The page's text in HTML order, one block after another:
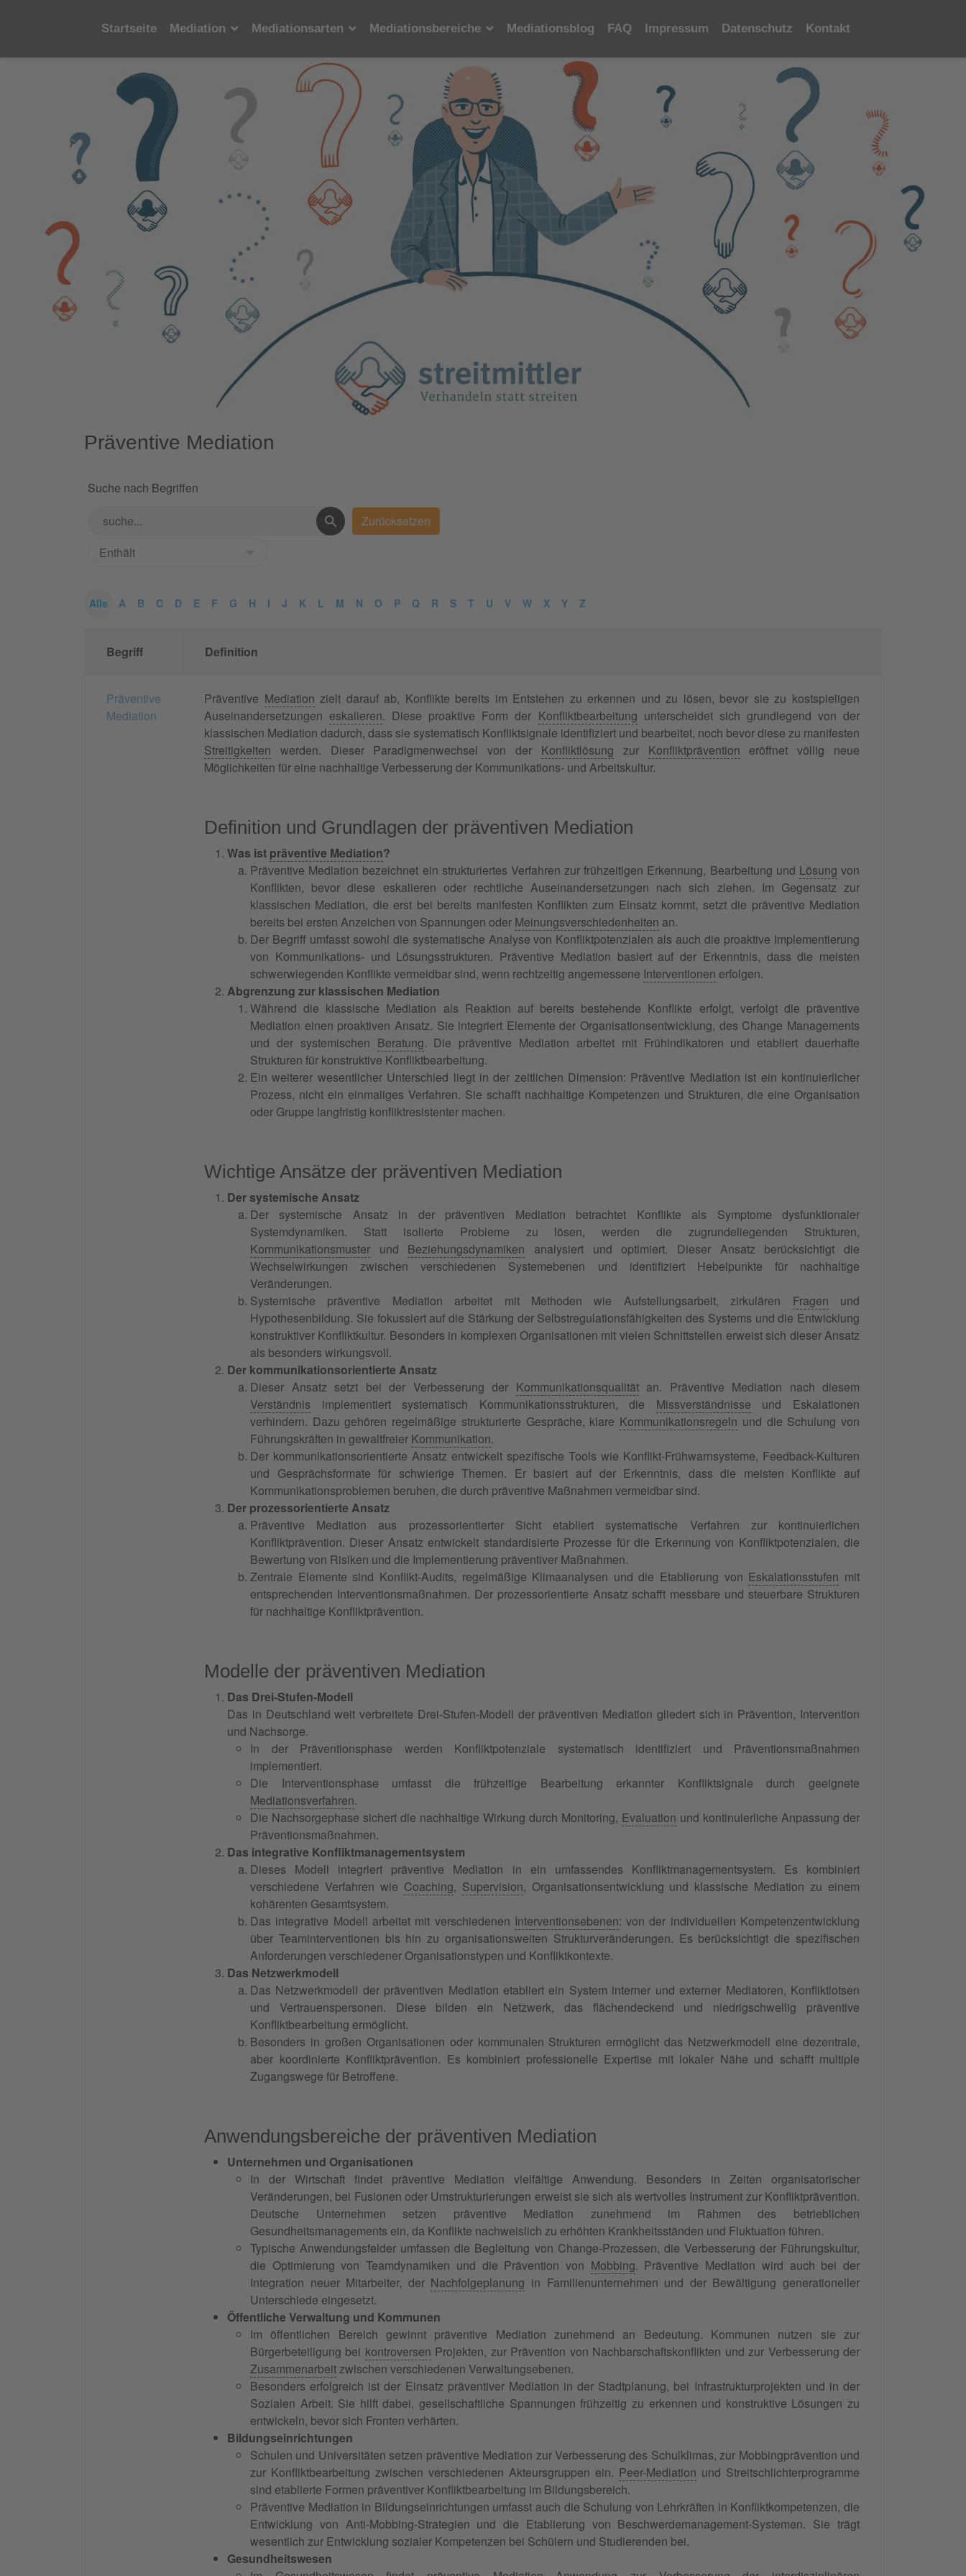
Startseite Mediation Mediationsarten Mediationsbereiche Mediationsblog FAQ Impressum Datenschutz Kontakt
Präventive Mediation
Suche nach Begriffen
Alle A B C D E F G H I J K L M N O P Q R S T U V W X Y Z
Begriff Definition
Präventive
Mediation
Präventive Mediation zielt darauf ab, Konflikte bereits im Entstehen zu erkennen und zu lösen, bevor sie zu kostspieligen
Auseinandersetzungen eskalieren. Diese proaktive Form der Konfliktbearbeitung unterscheidet sich grundlegend von der
klassischen Mediation dadurch, dass sie systematisch Konfliktsignale identifiziert und bearbeitet, noch bevor diese zu manifesten
Streitigkeiten werden. Dieser Paradigmenwechsel von der Konfliktlösung zur Konfliktprävention eröffnet völlig neue
Möglichkeiten für eine nachhaltige Verbesserung der Kommunikations- und Arbeitskultur.
Definition und Grundlagen der präventiven Mediation
Was ist präventive Mediation?
Präventive Mediation bezeichnet ein strukturiertes Verfahren zur frühzeitigen Erkennung, Bearbeitung und Lösung von
Konflikten, bevor diese eskalieren oder rechtliche Auseinandersetzungen nach sich ziehen. Im Gegensatz zur
klassischen Mediation, die erst bei bereits manifesten Konflikten zum Einsatz kommt, setzt die präventive Mediation
bereits bei ersten Anzeichen von Spannungen oder Meinungsverschiedenheiten an.
Der Begriff umfasst sowohl die systematische Analyse von Konfliktpotenzialen als auch die proaktive Implementierung
von Kommunikations- und Lösungsstrukturen. Präventive Mediation basiert auf der Erkenntnis, dass die meisten
schwerwiegenden Konflikte vermeidbar sind, wenn rechtzeitig angemessene Interventionen erfolgen.
Abgrenzung zur klassischen Mediation
Während die klassische Mediation als Reaktion auf bereits bestehende Konflikte erfolgt, verfolgt die präventive
Mediation einen proaktiven Ansatz. Sie integriert Elemente der Organisationsentwicklung, des Change Managements
und der systemischen Beratung. Die präventive Mediation arbeitet mit Frühindikatoren und etabliert dauerhafte
Strukturen für konstruktive Konfliktbearbeitung.
Ein weiterer wesentlicher Unterschied liegt in der zeitlichen Dimension: Präventive Mediation ist ein kontinuierlicher
Prozess, nicht ein einmaliges Verfahren. Sie schafft nachhaltige Kompetenzen und Strukturen, die eine Organisation
oder Gruppe langfristig konfliktresistenter machen.
Wichtige Ansätze der präventiven Mediation
Der systemische Ansatz
Der systemische Ansatz in der präventiven Mediation betrachtet Konflikte als Symptome dysfunktionaler
Systemdynamiken. Statt isolierte Probleme zu lösen, werden die zugrundeliegenden Strukturen,
Kommunikationsmuster und Beziehungsdynamiken analysiert und optimiert. Dieser Ansatz berücksichtigt die
Wechselwirkungen zwischen verschiedenen Systemebenen und identifiziert Hebelpunkte für nachhaltige
Veränderungen.
Systemische präventive Mediation arbeitet mit Methoden wie Aufstellungsarbeit, zirkulären Fragen und
Hypothesenbildung. Sie fokussiert auf die Stärkung der Selbstregulationsfähigkeiten des Systems und die Entwicklung
konstruktiver Konfliktkultur. Besonders in komplexen Organisationen mit vielen Schnittstellen erweist sich dieser Ansatz
als besonders wirkungsvoll.
Der kommunikationsorientierte Ansatz
Dieser Ansatz setzt bei der Verbesserung der Kommunikationsqualitätan. Präventive Mediation nach diesem
Verständnis implementiert systematisch Kommunikationsstrukturen, die Missverständnisse und Eskalationen
verhindern. Dazu gehören regelmäßige strukturierte Gespräche, klare Kommunikationsregeln und die Schulung von
Führungskräften in gewaltfreier Kommunikation.
Der kommunikationsorientierte Ansatz entwickelt spezifische Tools wie Konflikt-Frühwarnsysteme, Feedback-Kulturen
und Gesprächsformate für schwierige Themen. Er basiert auf der Erkenntnis, dass die meisten Konflikte auf
Kommunikationsproblemen beruhen, die durch präventive Maßnahmen vermeidbar sind.
Der prozessorientierte Ansatz
Präventive Mediation aus prozessorientierter Sicht etabliert systematische Verfahren zur kontinuierlichen
Konfliktprävention. Dieser Ansatz entwickelt standardisierte Prozesse für die Erkennung von Konfliktpotenzialen, die
Bewertung von Risiken und die Implementierung präventiver Maßnahmen.
Zentrale Elemente sind Konflikt-Audits, regelmäßige Klimaanalysen und die Etablierung von Eskalationsstufen mit
entsprechenden Interventionsmaßnahmen. Der prozessorientierte Ansatz schafft messbare und steuerbare Strukturen
für nachhaltige Konfliktprävention.
Modelle der präventiven Mediation
Das Drei-Stufen-Modell
Das in Deutschland weit verbreitete Drei-Stufen-Modell der präventiven Mediation gliedert sich in Prävention, Intervention
und Nachsorge.
In der Präventionsphase werden Konfliktpotenziale systematisch identifiziert und Präventionsmaßnahmen
implementiert.
Die Interventionsphase umfasst die frühzeitige Bearbeitung erkannter Konfliktsignale durch geeignete
Mediationsverfahren.
Die Nachsorgephase sichert die nachhaltige Wirkung durch Monitoring, Evaluation und kontinuierliche Anpassung der
Präventionsmaßnahmen.
Das integrative Konfliktmanagementsystem
Dieses Modell integriert präventive Mediation in ein umfassendes Konfliktmanagementsystem. Es kombiniert
verschiedene Verfahren wie Coaching, Supervision, Organisationsentwicklung und klassische Mediation zu einem
kohärenten Gesamtsystem.
Das integrative Modell arbeitet mit verschiedenen Interventionsebenen: von der individuellen Kompetenzentwicklung
über Teaminterventionen bis hin zu organisationsweiten Strukturveränderungen. Es berücksichtigt die spezifischen
Anforderungen verschiedener Organisationstypen und Konfliktkontexte.
Das Netzwerkmodell
Das Netzwerkmodell der präventiven Mediation etabliert ein System interner und externer Mediatoren, Konfliktlotsen
und Vertrauenspersonen. Diese bilden ein Netzwerk, das flächendeckend und niedrigschwellig präventive
Konfliktbearbeitung ermöglicht.
Besonders in großen Organisationen oder kommunalen Strukturen ermöglicht das Netzwerkmodell eine dezentrale,
aber koordinierte Konfliktprävention. Es kombiniert professionelle Expertise mit lokaler Nähe und schafft multiple
Zugangswege für Betroffene.
Anwendungsbereiche der präventiven Mediation
Unternehmen und Organisationen
In der Wirtschaft findet präventive Mediation vielfältige Anwendung. Besonders in Zeiten organisatorischer
Veränderungen, bei Fusionen oder Umstrukturierungen erweist sie sich als wertvolles Instrument zur Konfliktprävention.
Deutsche Unternehmen setzen präventive Mediation zunehmend im Rahmen des betrieblichen
Gesundheitsmanagements ein, da Konflikte nachweislich zu erhöhten Krankheitsständen und Fluktuation führen.
Typische Anwendungsfelder umfassen die Begleitung von Change-Prozessen, die Verbesserung der Führungskultur,
die Optimierung von Teamdynamiken und die Prävention von Mobbing. Präventive Mediation wird auch bei der
Integration neuer Mitarbeiter, der Nachfolgeplanung in Familienunternehmen und der Bewältigung generationeller
Unterschiede eingesetzt.
Öffentliche Verwaltung und Kommunen
Im öffentlichen Bereich gewinnt präventive Mediation zunehmend an Bedeutung. Kommunen nutzen sie zur
Bürgerbeteiligung bei kontroversen Projekten, zur Prävention von Nachbarschaftskonflikten und zur Verbesserung der
Zusammenarbeitzwischen verschiedenen Verwaltungsebenen.
Besonders erfolgreich ist der Einsatz präventiver Mediation in der Stadtplanung, bei Infrastrukturprojekten und in der
Sozialen Arbeit. Sie hilft dabei, gesellschaftliche Spannungen frühzeitig zu erkennen und konstruktive Lösungen zu
entwickeln, bevor sich Fronten verhärten.
Bildungseinrichtungen
Schulen und Universitäten setzen präventive Mediation zur Verbesserung des Schulklimas, zur Mobbingprävention und
zur Konfliktbearbeitung zwischen verschiedenen Akteursgruppen ein. Peer-Mediation und Streitschlichterprogramme
sind etablierte Formen präventiver Konfliktbearbeitung im Bildungsbereich.
Präventive Mediation in Bildungseinrichtungen umfasst auch die Schulung von Lehrkräften in Konfliktkompetenzen, die
Entwicklung von Anti-Mobbing-Strategien und die Etablierung von Beschwerdemanagement-Systemen. Sie trägt
wesentlich zur Entwicklung sozialer Kompetenzen bei Schülern und Studierenden bei.
Gesundheitswesen